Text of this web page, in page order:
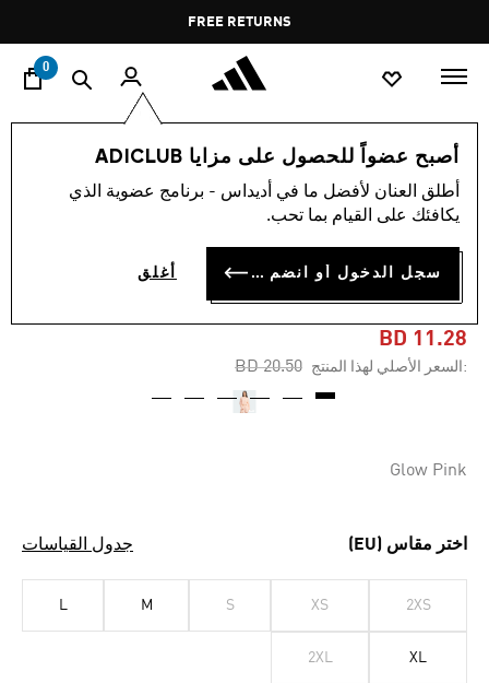
Pause
promotion
rotation
FREE RETURNS
0
أصبح عضواً للحصول على مزايا ADICLUB
أطلق العنان لأفضل ما في أديداس - برنامج عضوية الذي
يكافئك على القيام بما تحب.
سجل الدخول أو انضم الآن أغلق
النساء ملابس
-40%
تيشيرت بأكمام طويلة
ESSENTIALS WIDE RIB
BD 11.28
:السعر الأصلي لهذا المنتج Price reduced from
BD 20.50
to
Glow Pink
اختر مقاس (EU) جدول القياسات
2XS
XS
S
M
L
XL
2XL